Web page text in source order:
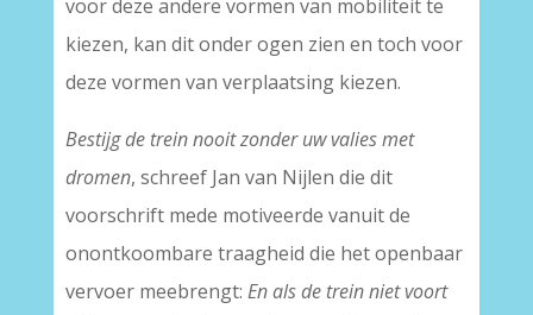
voor deze andere vormen van mobiliteit te
kiezen, kan dit onder ogen zien en toch voor
deze vormen van verplaatsing kiezen.
Bestijg de trein nooit zonder uw valies met
dromen, schreef Jan van Nijlen die dit
voorschrift mede motiveerde vanuit de
onontkoombare traagheid die het openbaar
vervoer meebrengt: En als de trein niet voort